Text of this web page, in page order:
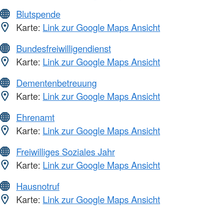
Blutspende
Karte: Link zur Google Maps Ansicht
Bundesfreiwilligendienst
Karte: Link zur Google Maps Ansicht
Dementenbetreuung
Karte: Link zur Google Maps Ansicht
Ehrenamt
Karte: Link zur Google Maps Ansicht
Freiwilliges Soziales Jahr
Karte: Link zur Google Maps Ansicht
Hausnotruf
Karte: Link zur Google Maps Ansicht